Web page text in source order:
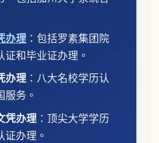
办理：包括罗素集团院
证和毕业证办理。
办理：八大名校学历认
服务。
凭办理：顶尖大学学历
证办理。